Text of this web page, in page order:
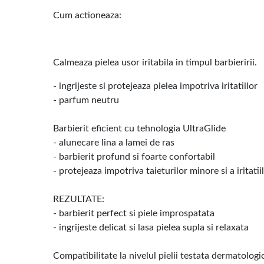
Cum actioneaza:
Calmeaza pielea usor iritabila in timpul barbieririi.
- ingrijeste si protejeaza pielea impotriva iritatiilor
- parfum neutru
Barbierit eficient cu tehnologia UltraGlide
- alunecare lina a lamei de ras
- barbierit profund si foarte confortabil
- protejeaza impotriva taieturilor minore si a
REZULTATE:
- barbierit perfect si piele improspatata
- ingrijeste delicat si lasa pielea supla si relaxata
Compatibilitate la nivelul pielii testata